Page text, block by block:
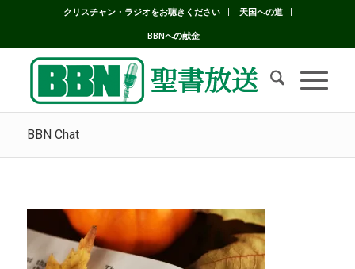
クリスチャン・ラジオをお聴きください
天国への道
BBNへの献金
BBN Chat